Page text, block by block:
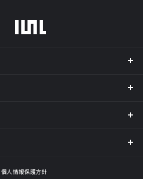
フッターメニュー
個人情報保護方針